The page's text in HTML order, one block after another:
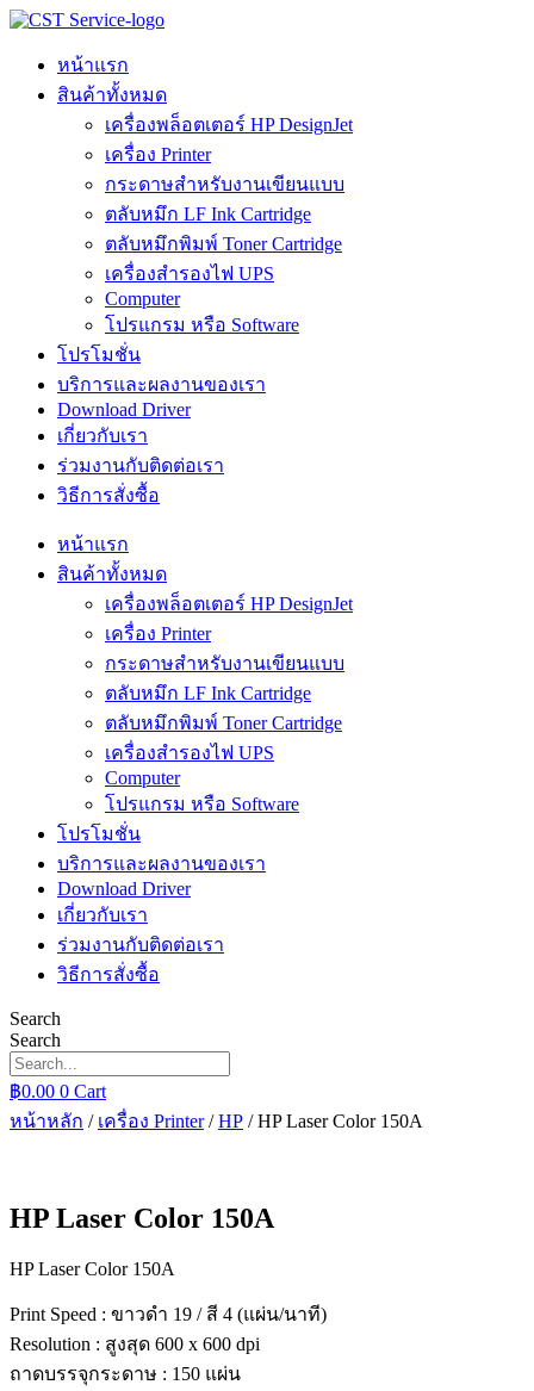
Skip
contentหน้าแรก
สินค้าทั้งหมด
เครื่องพล็อตเตอร์ HP DesignJet
เครื่อง Printer
กระดาษสำหรับงานเขียนแบบ
ตลับหมึก LF Ink Cartridge
ตลับหมึกพิมพ์ Toner Cartridge
เครื่องสำรองไฟ UPS
Computer
โปรแกรม หรือ Software
โปรโมชั่น
บริการและผลงานของเรา
Download Driver
เกี่ยวกับเรา
ร่วมงานกับติดต่อเรา
วิธีการสั่งซื้อ
หน้าแรก
สินค้าทั้งหมด
เครื่องพล็อตเตอร์ HP DesignJet
เครื่อง Printer
กระดาษสำหรับงานเขียนแบบ
ตลับหมึก LF Ink Cartridge
ตลับหมึกพิมพ์ Toner Cartridge
เครื่องสำรองไฟ UPS
Computer
โปรแกรม หรือ Software
โปรโมชั่น
บริการและผลงานของเรา
Download Driver
เกี่ยวกับเรา
ร่วมงานกับติดต่อเรา
วิธีการสั่งซื้อ
Search
Search
฿0.00 0 Cart
หน้าหลัก / เครื่อง Printer/HP / HP Laser Color 150A
HP Laser Color 150A
HP Laser Color 150A
Print Speed : ขาวดำ 19 / สี 4 (แผ่น/นาที)
Resolution : สูงสุด 600 x 600 dpi
ถาดบรรจุกระดาษ : 150 แผ่น